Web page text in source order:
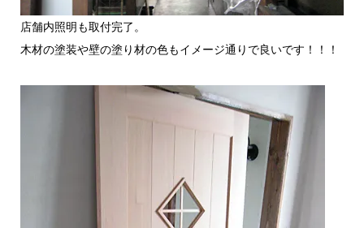
店舗内照明も取付完了。
木材の塗装や壁の塗り材の色もイメージ通りで良いです！！！